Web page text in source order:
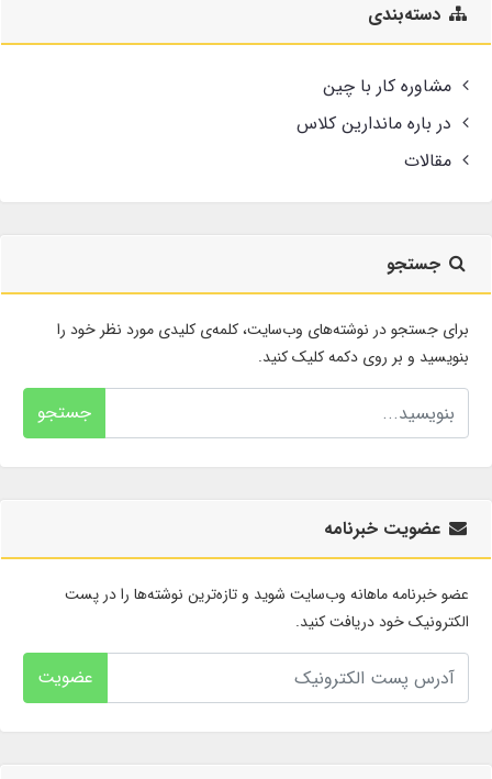
دسته‌بندی
مشاوره کار با چین
در باره ماندارین کلاس
مقالات
جستجو
برای جستجو در نوشته‌های وب‌سایت، کلمه‌ی کلیدی مورد نظر خود را
بنویسید و بر روی دکمه کلیک کنید.
جستجو
عضویت خبرنامه
عضو خبرنامه ماهانه وب‌سایت شوید و تازه‌ترین نوشته‌ها را در پست
الکترونیک خود دریافت کنید.
عضویت